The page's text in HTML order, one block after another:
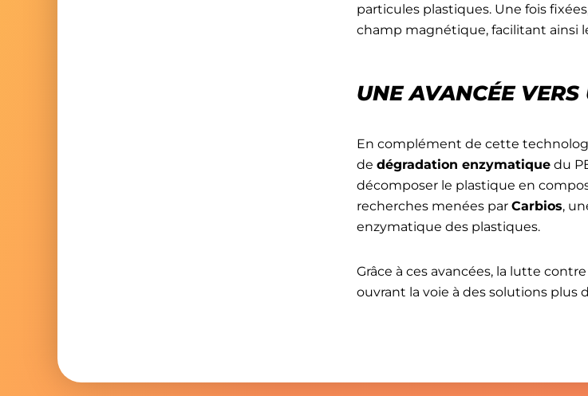
particules plastiques. Une fois
champ magnétique, facilitant ainsi
UNE AVANCÉE
En complément de cette
de dégradation enzymatique du
décomposer le plastique en
recherches menées par Carbios,
enzymatique des plastiques.
Grâce à ces avancées, la lutte
ouvrant la voie à des solutions plus
Allions vos ambitions à